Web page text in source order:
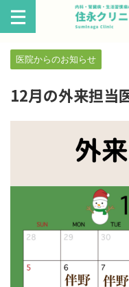
医院からのお知らせ
12月の外来担当